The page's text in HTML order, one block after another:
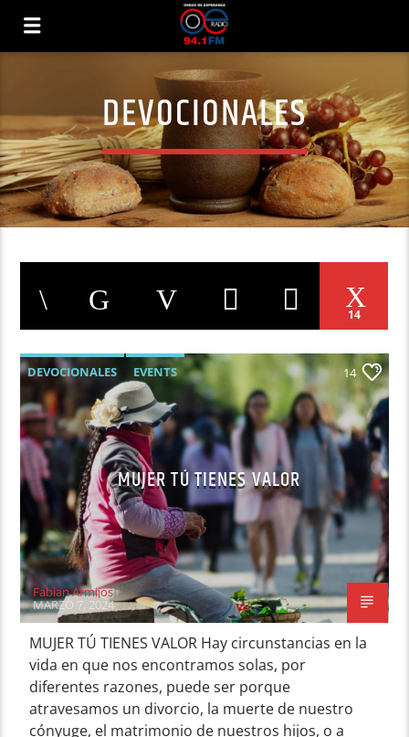
DEVOCIONALES
14
DEVOCIONALES EVENTS 14
MUJER TÚ TIENES VALOR
Fabian Armijos
MARZO 7, 2024
MUJER TÚ TIENES VALOR Hay circunstancias en la
vida en que nos encontramos solas, por
diferentes razones, puede ser porque
atravesamos un divorcio, la muerte de nuestro
cónyuge, el matrimonio de nuestros hijos, o a